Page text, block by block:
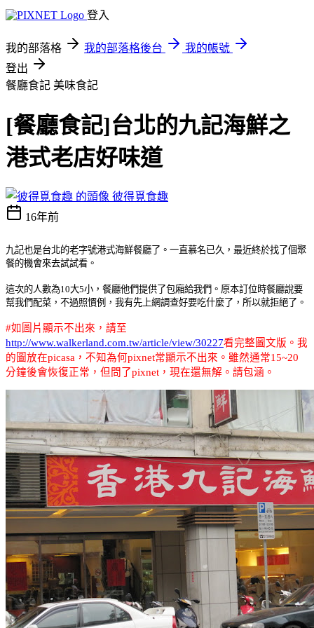
登入
我的部落格 我的部落格後台
我的帳號
登出
餐廳食記 美味食記
[餐廳食記]台北的九記海鮮之
港式老店好味道
彼得覓食趣
16年前
九記也是台北的老字號港式海鮮餐廳了。一直慕名已久，最近終於找了個聚
餐的機會來去試試看。
這次的人數為10大5小，餐廳他們提供了包廂給我們。原本訂位時餐廳說要
幫我們配菜，不過照慣例，我有先上網調查好要吃什麼了，所以就拒絕了。
#如圖片顯示不出來，請至
http://www.walkerland.com.tw/article/view/30227看完整圖文版 。我
的圖放在picasa ，不知為何pixnet常顯示不出來。雖然通常15~20
分鐘後會恢復正常，但問了pixnet ，現在還無解。請包涵。